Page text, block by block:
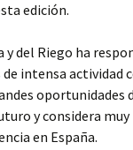
edición.
del Riego ha
intensa actividad
oportunidades
y considera
en España.